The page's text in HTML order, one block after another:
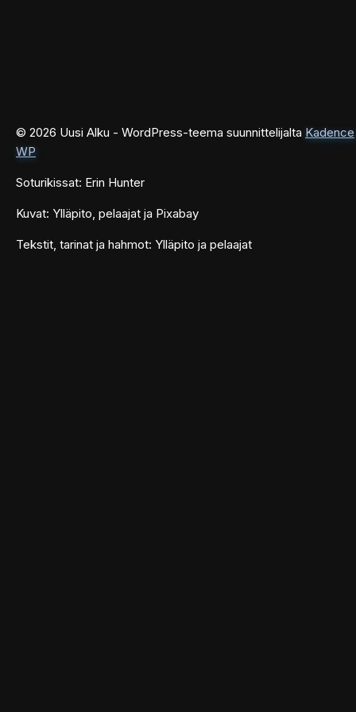
© 2026 Uusi Alku - WordPress-teema suunnittelijalta Kadence
WP
Soturikissat: Erin Hunter
Kuvat: Ylläpito, pelaajat ja Pixabay
Tekstit, tarinat ja hahmot: Ylläpito ja pelaajat